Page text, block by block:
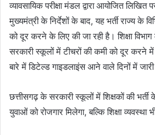
व्यावसायिक परीक्षा मंडल द्वारा आयोजित लिखित
मुख्यमंत्री के निर्देशों के बाद, यह भर्ती राज्य के
को दूर करने के लिए की जा रही है। शिक्षा
सरकारी स्कूलों में टीचरों की कमी को दूर करने में
बारे में डिटेल्ड गाइडलाइंस आने वाले दिनों में
छत्तीसगढ़ के सरकारी स्कूलों में शिक्षकों की
युवाओं को रोजगार मिलेगा, बल्कि शिक्षा व्यवस्था